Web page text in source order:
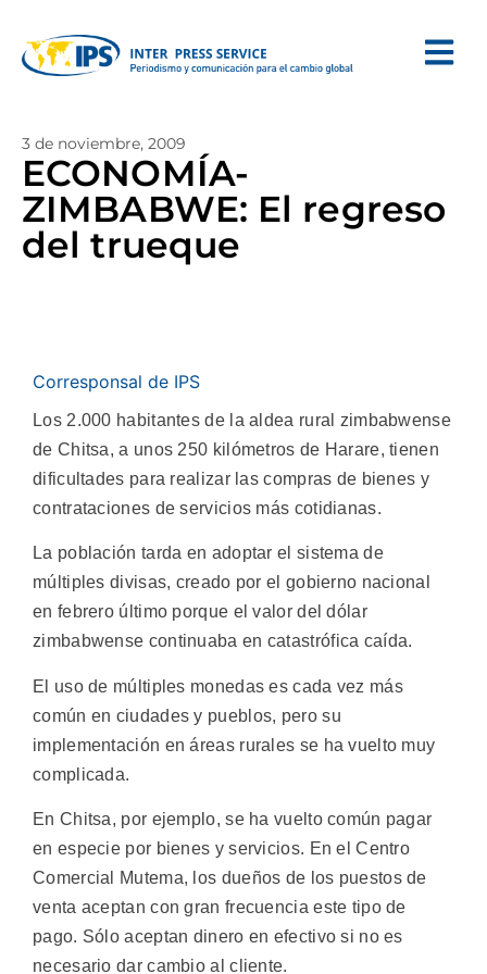
3 de noviembre, 2009
ECONOMÍA-
ZIMBABWE: El regreso
del trueque
Corresponsal de IPS
Los 2.000 habitantes de la aldea rural zimbabwense
de Chitsa, a unos 250 kilómetros de Harare, tienen
dificultades para realizar las compras de bienes y
contrataciones de servicios más cotidianas.
La población tarda en adoptar el sistema de
múltiples divisas, creado por el gobierno nacional
en febrero último porque el valor del dólar
zimbabwense continuaba en catastrófica caída.
El uso de múltiples monedas es cada vez más
común en ciudades y pueblos, pero su
implementación en áreas rurales se ha vuelto muy
complicada.
En Chitsa, por ejemplo, se ha vuelto común pagar
en especie por bienes y servicios. En el Centro
Comercial Mutema, los dueños de los puestos de
venta aceptan con gran frecuencia este tipo de
pago. Sólo aceptan dinero en efectivo si no es
necesario dar cambio al cliente.